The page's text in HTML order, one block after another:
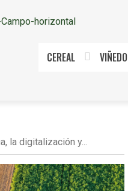
CEREAL VIÑEDO
la digitalización y...